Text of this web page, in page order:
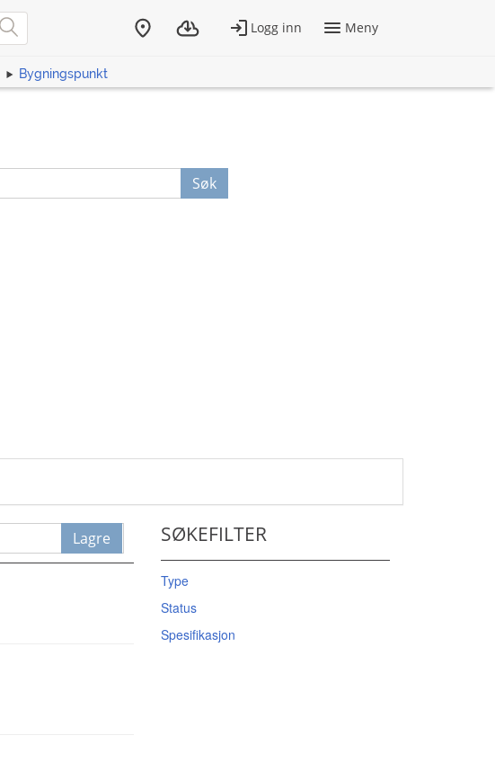
Bygningspunkt
Søk
Lagre SØKEFILTER
Type
Status
Spesifikasjon